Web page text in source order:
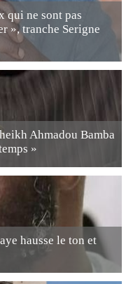
qui ne sont pas
», tranche Serigne
Ahmadou Bamba
»
hausse le ton et